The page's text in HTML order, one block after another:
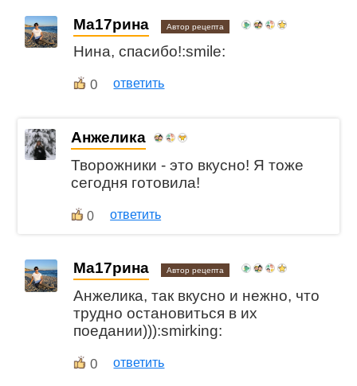
Ма17рина Автор рецепта
Нина, спасибо!:smile:
0 ответить
Анжелика
Творожники - это вкусно! Я тоже
сегодня готовила!
0 ответить
Ма17рина Автор рецепта
Анжелика, так вкусно и нежно, что
трудно остановиться в их
поедании))):smirking:
0 ответить